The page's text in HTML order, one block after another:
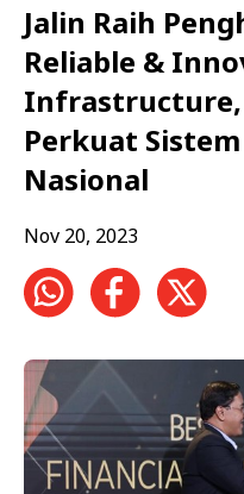
Jalin Raih
Reliable &
Infrastructure,
Perkuat
Nasional
Nov 20, 2023